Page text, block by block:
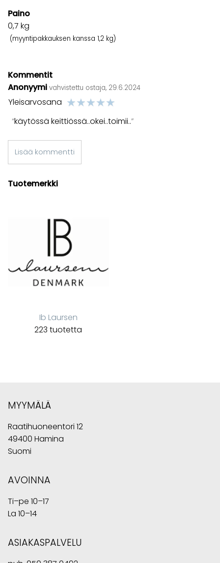
Paino
0,7 kg
(myyntipakkauksen kanssa 1,2 kg)
Kommentit
Anonyymi vahvistettu ostaja, 29.6.2024
Yleisarvosana ☆☆☆☆☆
käytössä keittiössä..okei..toimii..
Lisää kommentti
Tuotemerkki
Ib Laursen
223 tuotetta
MYYMÄLÄ
Raatihuoneentori 12
49400 Hamina
Suomi
AVOINNA
Ti–pe 10–17
La 10–14
ASIAKASPALVELU